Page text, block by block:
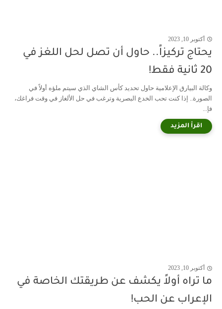
أكتوبر 10, 2023
يحتاج تركيزاً.. حاول أن تصل لحل اللغز في
20 ثانية فقط!
وكالة البيارق الإعلامية حاول تحديد كأس الشاي الذي سيتم ملؤه أولاً في
الصورة.. إذا كنت تحب الخدع البصرية وترغب في حل الألغاز في وقت فراغك،
فإ...
أكتوبر 10, 2023
ما تراه أولاً يكشف عن طريقتك الخاصة في
الإعراب عن الحب!